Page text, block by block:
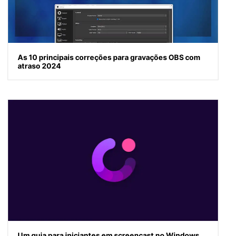
As 10 principais correções para gravações OBS com
atraso 2024